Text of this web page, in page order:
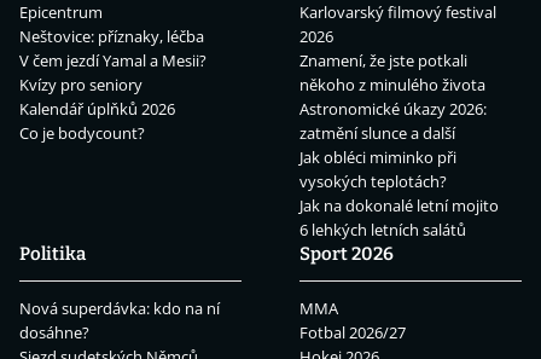
Epicentrum
Neštovice: příznaky, léčba
V čem jezdí Yamal a Mesii?
Kvízy pro seniory
Kalendář úplňků 2026
Co je bodycount?
Karlovarský filmový festival
2026
Znamení, že jste potkali
někoho z minulého života
Astronomické úkazy 2026:
zatmění slunce a další
Jak obléci miminko při
vysokých teplotách?
Jak na dokonalé letní mojito
6 lehkých letních salátů
Politika
Nová superdávka: kdo na ní
dosáhne?
Sport 2026
MMA
Fotbal 2026/27